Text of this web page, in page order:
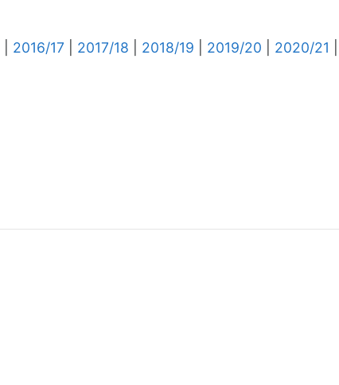
2016/17 2017/18 2018/19 2019/20 2020/21